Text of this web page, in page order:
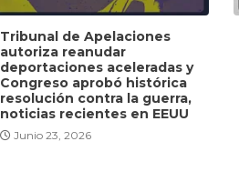
Tribunal de Apelaciones
autoriza reanudar
deportaciones aceleradas y
Congreso aprobó histórica
resolución contra la guerra,
noticias recientes en EEUU
Junio 23, 2026